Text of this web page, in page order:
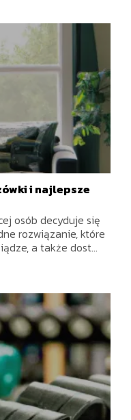
i najlepsze
osób decyduje się
rozwiązanie, które
a także dost...